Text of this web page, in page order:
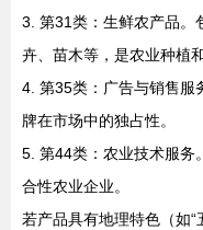
3. 第31类：生鲜农产品。
卉、苗木等，是农业种植
4. 第35类：广告与销售服
牌在市场中的独占性。
5. 第44类：农业技术服务
合性农业企业。
若产品具有地理特色（如